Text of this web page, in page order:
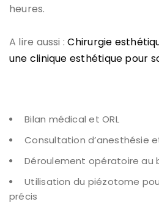
heures.
A lire aussi :Chirurgie
une clinique esthétique pour
Bilan médical et ORL
Consultation d’anesthésie
Déroulement opératoire au
Utilisation du piézotome
précis